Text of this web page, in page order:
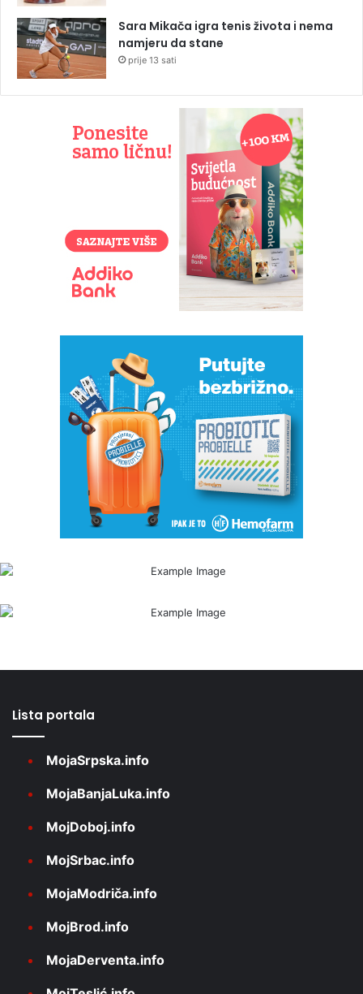
Sara Mikača igra tenis života i nema
namjeru da stane
prije 13 sati
Lista portala
MojaSrpska.info
MojaBanjaLuka.info
MojDoboj.info
MojSrbac.info
MojaModriča.info
MojBrod.info
MojaDerventa.info